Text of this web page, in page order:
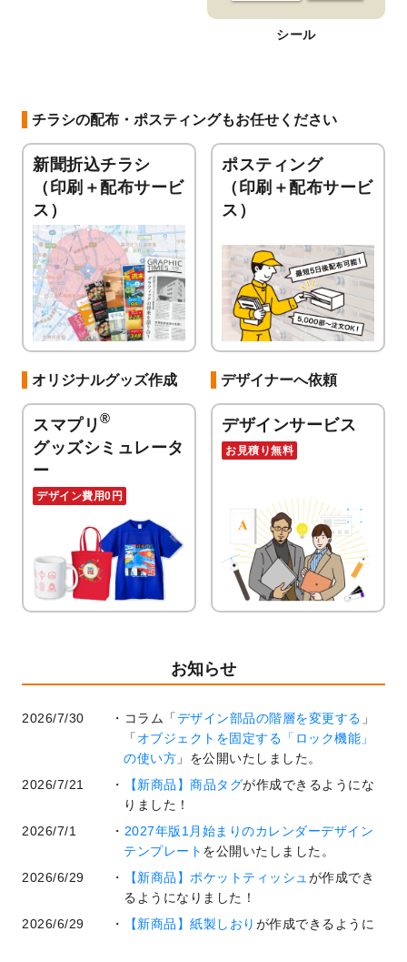
シール
チラシの配布・ポスティングもお任せください
新聞折込チラシ
（印刷＋配布サービ
ス）
ポスティング
（印刷＋配布サービ
ス）
オリジナルグッズ作成
スマプリ ®
グッズシミュレータ
ー
デザイン費用0円
デザイナーへ依頼
デザインサービス
お見積り無料
お知らせ
2026/7/30 コラム「デザイン部品の階層を変更する 」
「オブジェクトを固定する「ロック機能」
の使い方 」を公開いたしました。
2026/7/21
【新商品】商品タグが作成できるようにな
りました！
2026/7/1
2027年版1月始まりのカレンダーデザイン
テンプレート を公開いたしました。
2026/6/29
【新商品】ポケットティッシュ が作成でき
るようになりました！
2026/6/29
【新商品】紙製しおり が作成できるように